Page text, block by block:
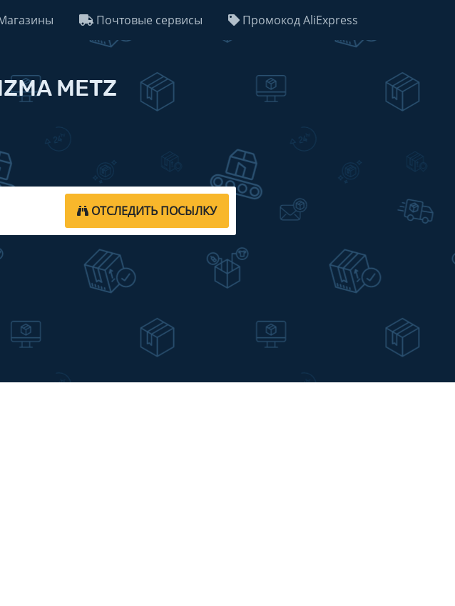
Почтовые сервисы Промокод AliExpress
METZ
ОТСЛЕДИТЬ ПОСЫЛКУ